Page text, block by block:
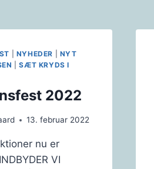
NYHEDER
NYT
|SÆT KRYDS I
2022
13. februar 2022
nu er
VI